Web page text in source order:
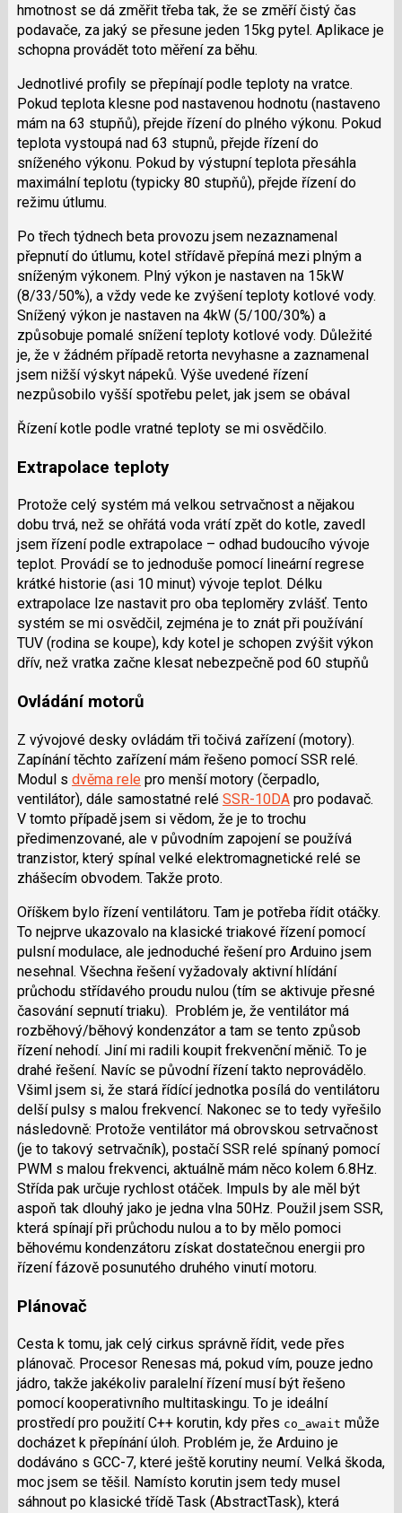
hmotnost se dá změřit třeba tak, že se změří čistý čas
podavače, za jaký se přesune jeden 15kg pytel. Aplikace je
schopna provádět toto měření za běhu.
Jednotlivé profily se přepínají podle teploty na vratce.
Pokud teplota klesne pod nastavenou hodnotu (nastaveno
mám na 63 stupňů), přejde řízení do plného výkonu. Pokud
teplota vystoupá nad 63 stupnů, přejde řízení do
sníženého výkonu. Pokud by výstupní teplota přesáhla
maximální teplotu (typicky 80 stupňů), přejde řízení do
režimu útlumu.
Po třech týdnech beta provozu jsem nezaznamenal
přepnutí do útlumu, kotel střídavě přepíná mezi plným a
sníženým výkonem. Plný výkon je nastaven na 15kW
(8/33/50%), a vždy vede ke zvýšení teploty kotlové vody.
Snížený výkon je nastaven na 4kW (5/100/30%) a
způsobuje pomalé snížení teploty kotlové vody. Důležité
je, že v žádném případě retorta nevyhasne a zaznamenal
jsem nižší výskyt nápeků. Výše uvedené řízení
nezpůsobilo vyšší spotřebu pelet, jak jsem se obával
Řízení kotle podle vratné teploty se mi osvědčilo.
Extrapolace teploty
Protože celý systém má velkou setrvačnost a nějakou
dobu trvá, než se ohřátá voda vrátí zpět do kotle, zavedl
jsem řízení podle extrapolace – odhad budoucího vývoje
teplot. Provádí se to jednoduše pomocí lineární regrese
krátké historie (asi 10 minut) vývoje teplot. Délku
extrapolace lze nastavit pro oba teploměry zvlášť. Tento
systém se mi osvědčil, zejména je to znát při používání
TUV (rodina se koupe), kdy kotel je schopen zvýšit výkon
dřív, než vratka začne klesat nebezpečně pod 60 stupňů
Ovládání motorů
Z vývojové desky ovládám tři točivá zařízení (motory).
Zapínání těchto zařízení mám řešeno pomocí SSR relé.
Modul s dvěma relepro menší motory (čerpadlo,
ventilátor), dále samostatné relé SSR-10DApro podavač.
V tomto případě jsem si vědom, že je to trochu
předimenzované, ale v původním zapojení se používá
tranzistor, který spínal velké elektromagnetické relé se
zhášecím obvodem. Takže proto.
Oříškem bylo řízení ventilátoru. Tam je potřeba řídit otáčky.
To nejprve ukazovalo na klasické triakové řízení pomocí
pulsní modulace, ale jednoduché řešení pro Arduino jsem
nesehnal. Všechna řešení vyžadovaly aktivní hlídání
průchodu střídavého proudu nulou (tím se aktivuje přesné
časování sepnutí triaku). Problém je, že ventilátor má
rozběhový/běhový kondenzátor a tam se tento způsob
řízení nehodí. Jiní mi radili koupit frekvenční měnič. To je
drahé řešení. Navíc se původní řízení takto neprovádělo.
Všiml jsem si, že stará řídící jednotka posílá do ventilátoru
delší pulsy s malou frekvencí. Nakonec se to tedy vyřešilo
následovně: Protože ventilátor má obrovskou setrvačnost
(je to takový setrvačník), postačí SSR relé spínaný pomocí
PWM s malou frekvenci, aktuálně mám něco kolem 6.8Hz.
Střída pak určuje rychlost otáček. Impuls by ale měl být
aspoň tak dlouhý jako je jedna vlna 50Hz. Použil jsem SSR,
která spínají při průchodu nulou a to by mělo pomoci
běhovému kondenzátoru získat dostatečnou energii pro
řízení fázově posunutého druhého vinutí motoru.
Plánovač
Cesta k tomu, jak celý cirkus správně řídit, vede přes
plánovač. Procesor Renesas má, pokud vím, pouze jedno
jádro, takže jakékoliv paralelní řízení musí být řešeno
pomocí kooperativního multitaskingu. To je ideální
prostředí pro použití C++ korutin, kdy přes co_await může
docházet k přepínání úloh. Problém je, že Arduino je
dodáváno s GCC-7, které ještě korutiny neumí. Velká škoda,
moc jsem se těšil. Namísto korutin jsem tedy musel
sáhnout po klasické třídě Task (AbstractTask), která